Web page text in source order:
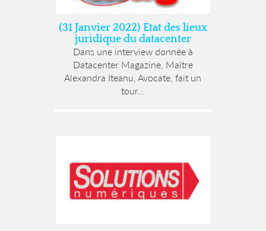
(31 Janvier 2022) Etat des lieux
juridique du datacenter
Dans une interview donnée à
Datacenter Magazine, Maître
Alexandra Iteanu, Avocate, fait un
tour...